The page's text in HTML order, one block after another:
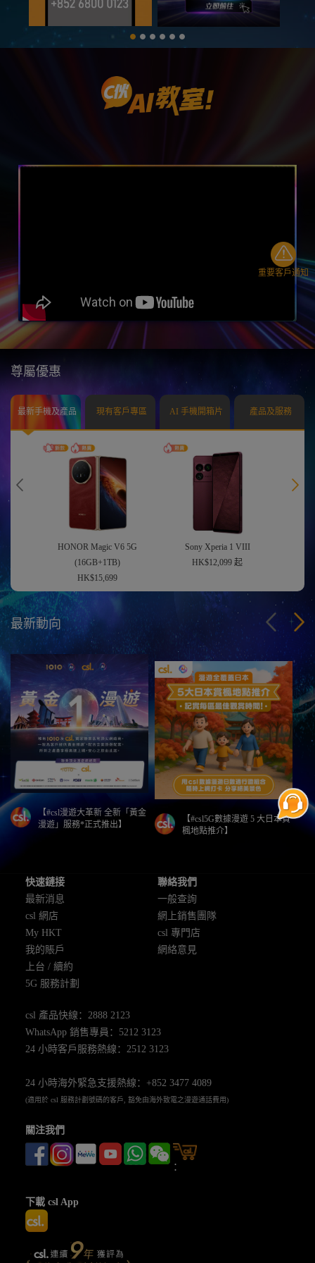
尊屬優惠
最新手機及產品 現有客戶專區 AI 手機開箱片 產品及服務
HONOR Magic V6 5G
(16GB+1TB)
HK$15,699
Sony Xperia 1 VIII
HK$12,099 起
最新動向
【#csl漫遊大革新 全新「黃金
漫遊」服務*正式推出】
【#csl5G數據漫遊 5 大日本賞
楓地點推介】
快速鏈接
最新消息
csl 網店
My HKT
我的賬戶
上台 / 續約
5G 服務計劃
聯絡我們
一般查詢
網上銷售團隊
csl 專門店
網絡意見
csl 產品快線：2888 2123
WhatsApp 銷售專員：5212 3123
24 小時客戶服務熱線：2512 3123
24 小時海外緊急支援熱線：+852 3477 4089
(適用於 csl 服務計劃號碼的客戶, 豁免由海外致電之漫遊通話費用)
關注我們
：
下載 csl App
重要客戶通知